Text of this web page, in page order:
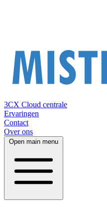
3CX Cloud centrale
Ervaringen
Contact
Over ons
Open main menu